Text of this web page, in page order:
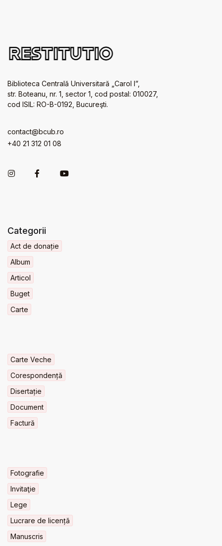
Biblioteca Centrală Universitară „Carol I”,
str. Boteanu, nr. 1, sector 1, cod postal: 010027,
cod ISIL: RO-B-0192, Bucureşti.
contact@bcub.ro
+40 21 312 01 08
Categorii
Act de donație
Album
Articol
Buget
Carte
Carte Veche
Corespondență
Disertație
Document
Factură
Fotografie
Invitaţie
Lege
Lucrare de licență
Manuscris